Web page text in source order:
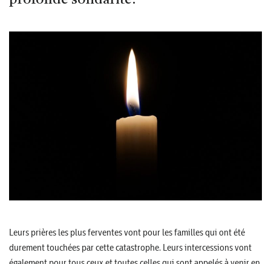
Leurs prières les plus ferventes vont pour les familles qui ont été
durement touchées par cette catastrophe. Leurs intercessions vont